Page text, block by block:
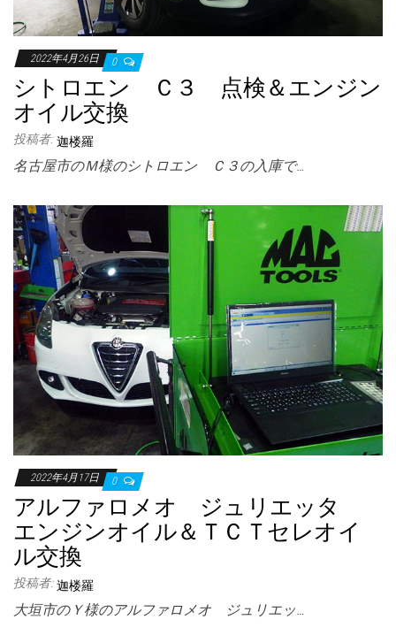
2022年4月26日 0
シトロエン Ｃ３ 点検＆エンジン
オイル交換
投稿者: 迦楼羅
名古屋市のＭ様のシトロエン Ｃ３の入庫で…
2022年4月17日 0
アルファロメオ ジュリエッタ
エンジンオイル＆ＴＣＴセレオイ
ル交換
投稿者: 迦楼羅
大垣市のＹ様のアルファロメオ ジュリエッ…